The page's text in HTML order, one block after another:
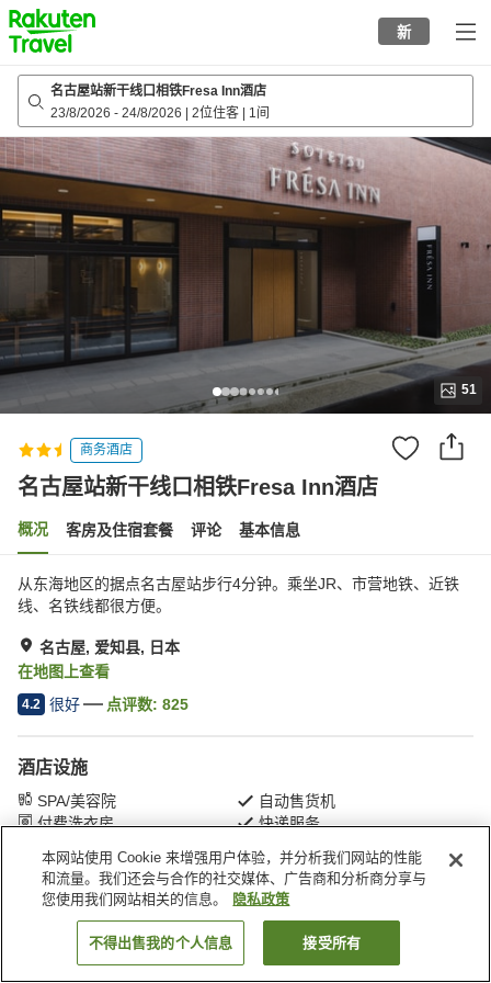
to
top
page
新
名古屋站新干线口相铁Fresa Inn酒店
23/8/2026 - 24/8/2026 2位住客 1间
51
商务酒店
名古屋站新干线口相铁Fresa Inn酒店
概况 客房及住宿套餐 评论 基本信息
从东海地区的据点名古屋站步行4分钟。乘坐JR、市营地铁、近铁
线、名铁线都很方便。
名古屋, 爱知县, 日本
在地图上查看
4.2 很好 点评数: 825
酒店设施
SPA/美容院
自动售货机
付费洗衣房
快递服务
首页 日本 爱知县
名古屋
名古屋站新干线口相铁Fresa Inn酒店
搜索客房
本网站使用 Cookie 来增强用户体验，并分析我们网站的性能
和流量。我们还会与合作的社交媒体、广告商和分析商分享与
您使用我们网站相关的信息。
隐私政策
不得出售我的个人信息 接受所有